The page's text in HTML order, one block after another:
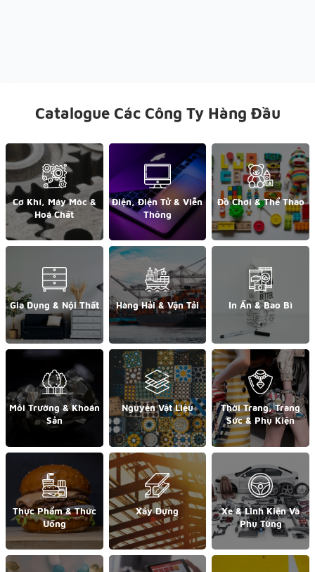
Catalogue Các Công Ty Hàng Đầu
Cơ Khí, Máy Móc &
Hoá Chất
Điện, Điện Tử & Viễn
Thông
Đồ Chơi & Thể Thao
Gia Dụng & Nội Thất Hàng Hải & Vận Tải In Ấn & Bao Bì
Môi Trường & Khoán
Sản
Nguyên Vật Liệu
Thời Trang, Trang
Sức & Phụ Kiện
Thực Phẩm & Thức
Uống
Xây Dựng
Xe & Linh Kiện Và
Phụ Tùng